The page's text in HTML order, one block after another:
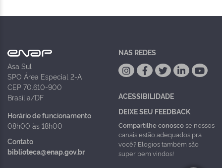
Asa Sul
SPO Área Especial 2-A
CEP 70.610-900
Brasília/DF
Horário de funcionamento
08h00 às 18h00
Contato
biblioteca@enap.gov.br
NAS REDES
ACESSIBILIDADE
DEIXE SEU FEEDBACK
Compartilhe conoscose nossos
canais estão adequados pra
você? Elogios também são
super bem vindos!